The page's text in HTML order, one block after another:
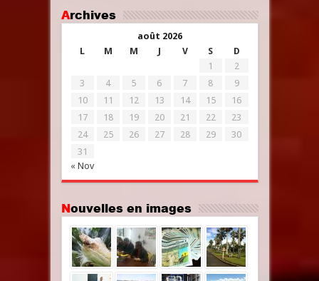
Archives
août 2026
L
M M J V S D
« Nov
1
2
3
4 5 6 7 8
9
10
11 12 13 14 15
16
17
18 19 20 21 22
23
24
25 26 27 28 29
30
31
Nouvelles en images